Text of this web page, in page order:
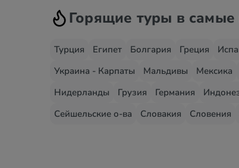
Горящие туры в
Турция Египет Болгария Греция
Украина - Карпаты
Мальдивы Мексика
Нидерланды
Грузия Германия
Сейшельские о-ва
Словакия Словения